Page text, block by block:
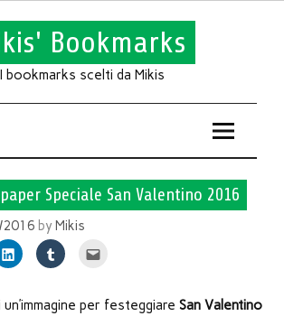
Bookmarks
I bookmarks scelti da Mikis
Speciale San Valentino 2016
byMikis
Fai
clic
su
Fai
clic
su l'articolo
per festeggiare San Valentino